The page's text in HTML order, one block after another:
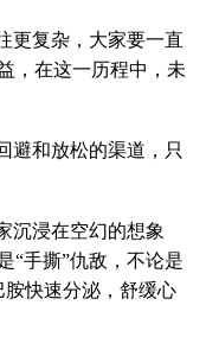
更复杂，大家要一直
，在这一历程中，未
避和放松的渠道，只
沉浸在空幻的想象
“手撕”仇敌，不论是
快速分泌，舒缓心